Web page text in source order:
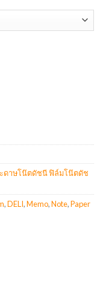
ะดาษโน๊ต/Sticky Note
ดาษโน๊ตดัชนี ฟิล์มโน๊ตดัช
,DELI,Memo,Note,Paper